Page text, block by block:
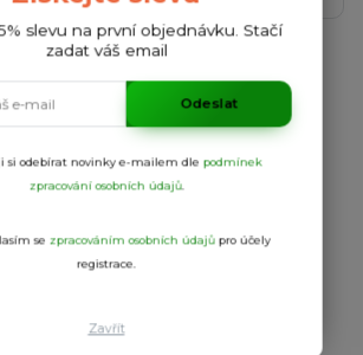
obsahuje 2 trika a šortky. Krátké rukávy s
barva druhého trika. Dvoubarevný
za krkem. Kalhoty s elastickou šňůrkou.
slevu na první objednávku. Stačí
zadat váš email
Odeslat
si odebírat novinky e-mailem dle podmínek
zpracování osobních údajů.
se zpracováním osobních údajůpro účely
registrace.
Zavřít